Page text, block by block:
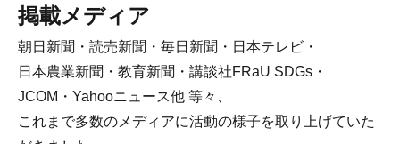
掲載メディア
朝日新聞・読売新聞・毎日新聞・日本テレビ・
日本農業新聞・教育新聞・講談社FRaU SDGs・
JCOM・Yahooニュース他 等々、
これまで多数のメディアに活動の様子を取り上げていた